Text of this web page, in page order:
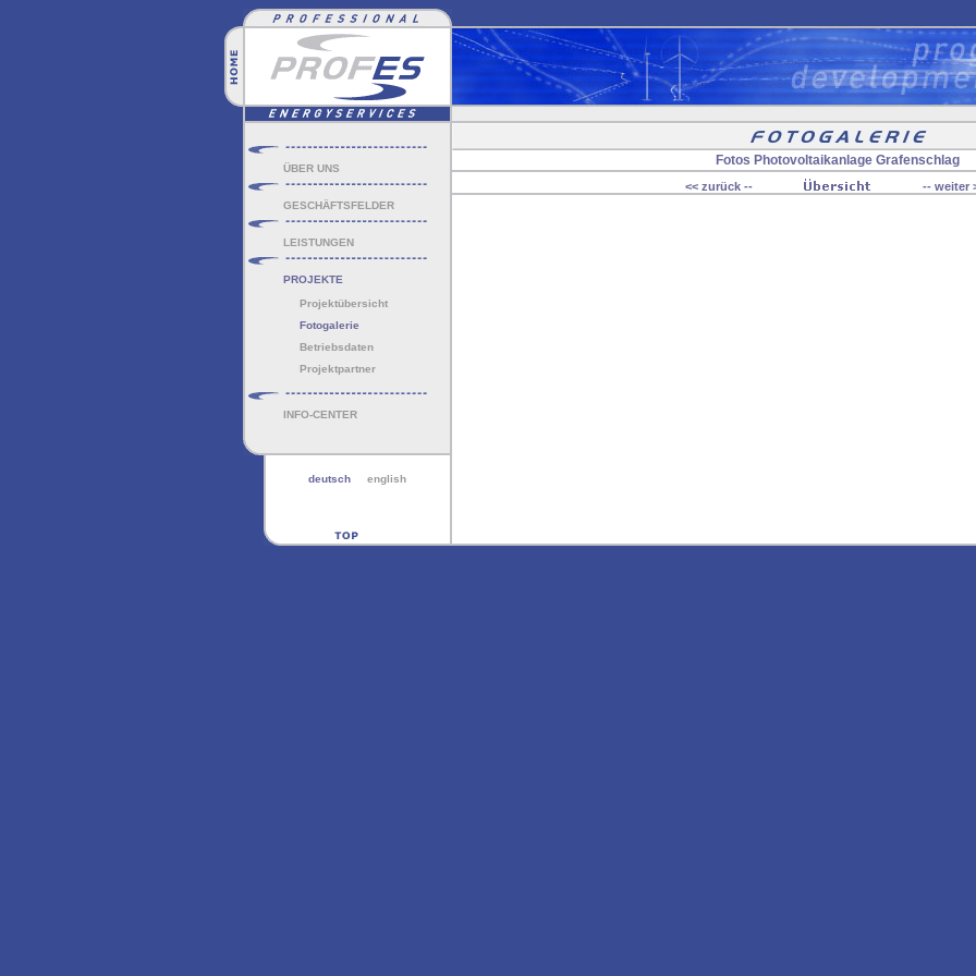
ÜBER UNS
GESCHÄFTSFELDER
LEISTUNGEN
PROJEKTE
Projektübersicht
Fotogalerie
Betriebsdaten
Projektpartner
INFO-CENTER
deutsch english
Fotos Photovoltaikanlage Grafenschlag
<< zurück -- -- weiter